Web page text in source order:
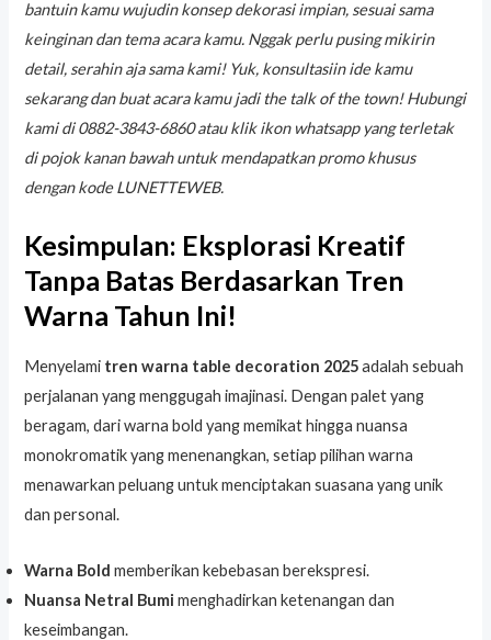
bantuin kamu wujudin konsep dekorasi impian, sesuai sama
keinginan dan tema acara kamu. Nggak perlu pusing mikirin
detail, serahin aja sama kami! Yuk, konsultasiin ide kamu
sekarang dan buat acara kamu jadi the talk of the town! Hubungi
kami di 0882-3843-6860 atau klik ikon whatsapp yang terletak
di pojok kanan bawah untuk mendapatkan promo khusus
dengan kode LUNETTEWEB.
Kesimpulan: Eksplorasi Kreatif
Tanpa Batas Berdasarkan Tren
Warna Tahun Ini!
Menyelami tren warna table decoration 2025adalah sebuah
perjalanan yang menggugah imajinasi. Dengan palet yang
beragam, dari warna bold yang memikat hingga nuansa
monokromatik yang menenangkan, setiap pilihan warna
menawarkan peluang untuk menciptakan suasana yang unik
dan personal.
Warna Bold memberikan kebebasan berekspresi.
Nuansa Netral Bumi menghadirkan ketenangan dan
keseimbangan.